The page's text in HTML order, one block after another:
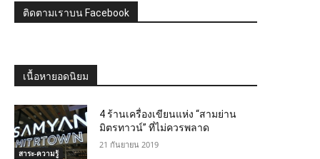
ติดตามเราบน Facebook
เนื้อหายอดนิยม
สาระ-ความรู้
4 ร้านเครื่องเขียนแห่ง “สามย่าน
มิตรทาวน์” ที่ไม่ควรพลาด
21 กันยายน 2019